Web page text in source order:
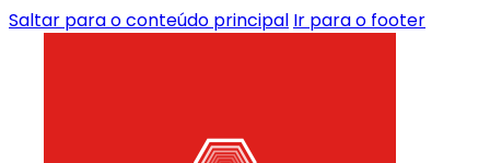
Saltar para o conteúdo principal Ir para o footer